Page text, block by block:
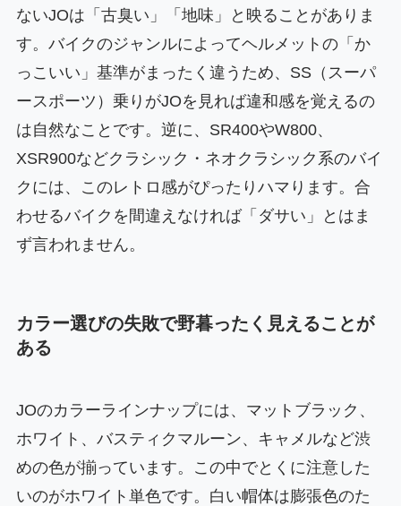
ないJOは「古臭い」「地味」と映ることがありま
す。バイクのジャンルによってヘルメットの「か
っこいい」基準がまったく違うため、SS（スーパ
ースポーツ）乗りがJOを見れば違和感を覚えるの
は自然なことです。逆に、SR400やW800、
XSR900などクラシック・ネオクラシック系のバイ
クには、このレトロ感がぴったりハマります。合
わせるバイクを間違えなければ「ダサい」とはま
ず言われません。
カラー選びの失敗で野暮ったく見えることが
ある
JOのカラーラインナップには、マットブラック、
ホワイト、バスティクマルーン、キャメルなど渋
めの色が揃っています。この中でとくに注意した
いのがホワイト単色です。白い帽体は膨張色のた